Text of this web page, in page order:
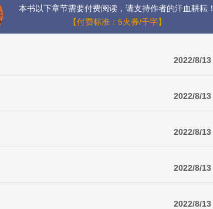
本书以下章节需要付费阅读，请支持作者的汗血耕耘！
【付费标准：5火券/千字】
2022/8/13
2022/8/13
2022/8/13
2022/8/13
2022/8/13